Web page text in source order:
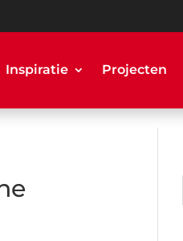
Inspiratie Projecten